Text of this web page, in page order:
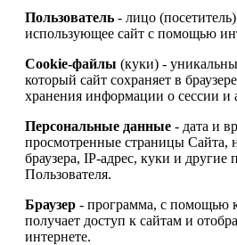
Пользователь - лицо
использующее сайт с помощью
Cookie-файлы (куки) -
который сайт сохраняет в
хранения информации о сессии и
Персональные данные - дата и
просмотренные страницы Сайта,
браузера, IP-адрес, куки и другие
Пользователя.
Браузер - программа, с помощью
получает доступ к сайтам и
интернете.